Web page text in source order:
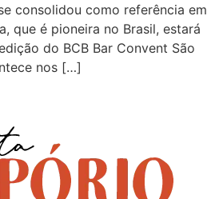
consolidou como referência em
que é pioneira no Brasil, estará
do BCB Bar Convent São
nos […]